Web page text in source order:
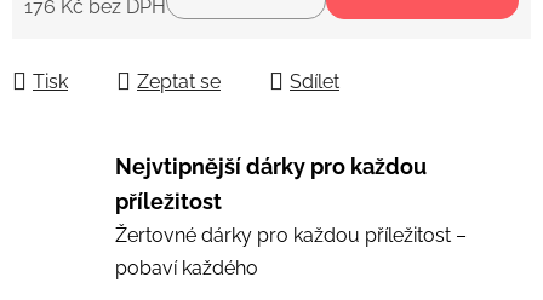
176 Kč bez DPH
Tisk Zeptat se Sdílet
Nejvtipnější dárky pro každou
příležitost
Žertovné dárky pro každou příležitost –
pobaví každého